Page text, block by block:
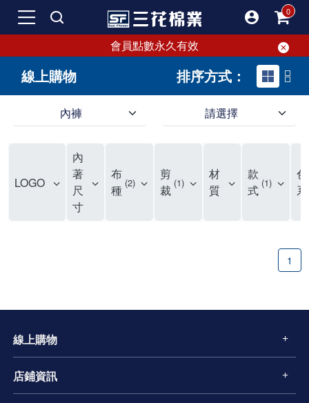
會員點數永久有效
線上購物 排序方式：
內褲 請選擇
LOGO
內
著
尺
寸
布
種 2
剪
裁 1
材
質
款
式 1
色
系
1
線上購物
店鋪資訊